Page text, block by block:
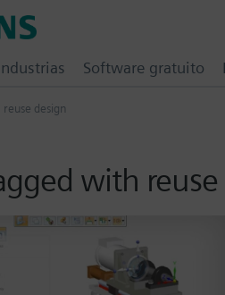
reuse design
with
Software gratuito